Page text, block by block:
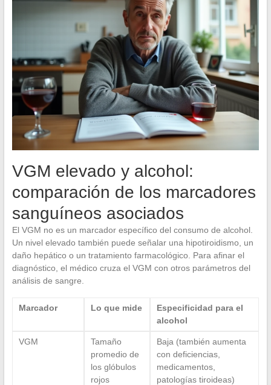
VGM elevado y alcohol:
comparación de los marcadores
sanguíneos asociados
El VGM no es un marcador específico del consumo de alcohol.
Un nivel elevado también puede señalar una hipotiroidismo, un
daño hepático o un tratamiento farmacológico. Para afinar el
diagnóstico, el médico cruza el VGM con otros parámetros del
análisis de sangre.
Marcador Lo que mide
Especificidad para el
alcohol
VGM
Tamaño
promedio de
los glóbulos
rojos
Baja (también aumenta
con deficiencias,
medicamentos,
patologías tiroideas)